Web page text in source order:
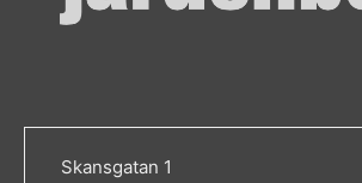
Skansgatan 1